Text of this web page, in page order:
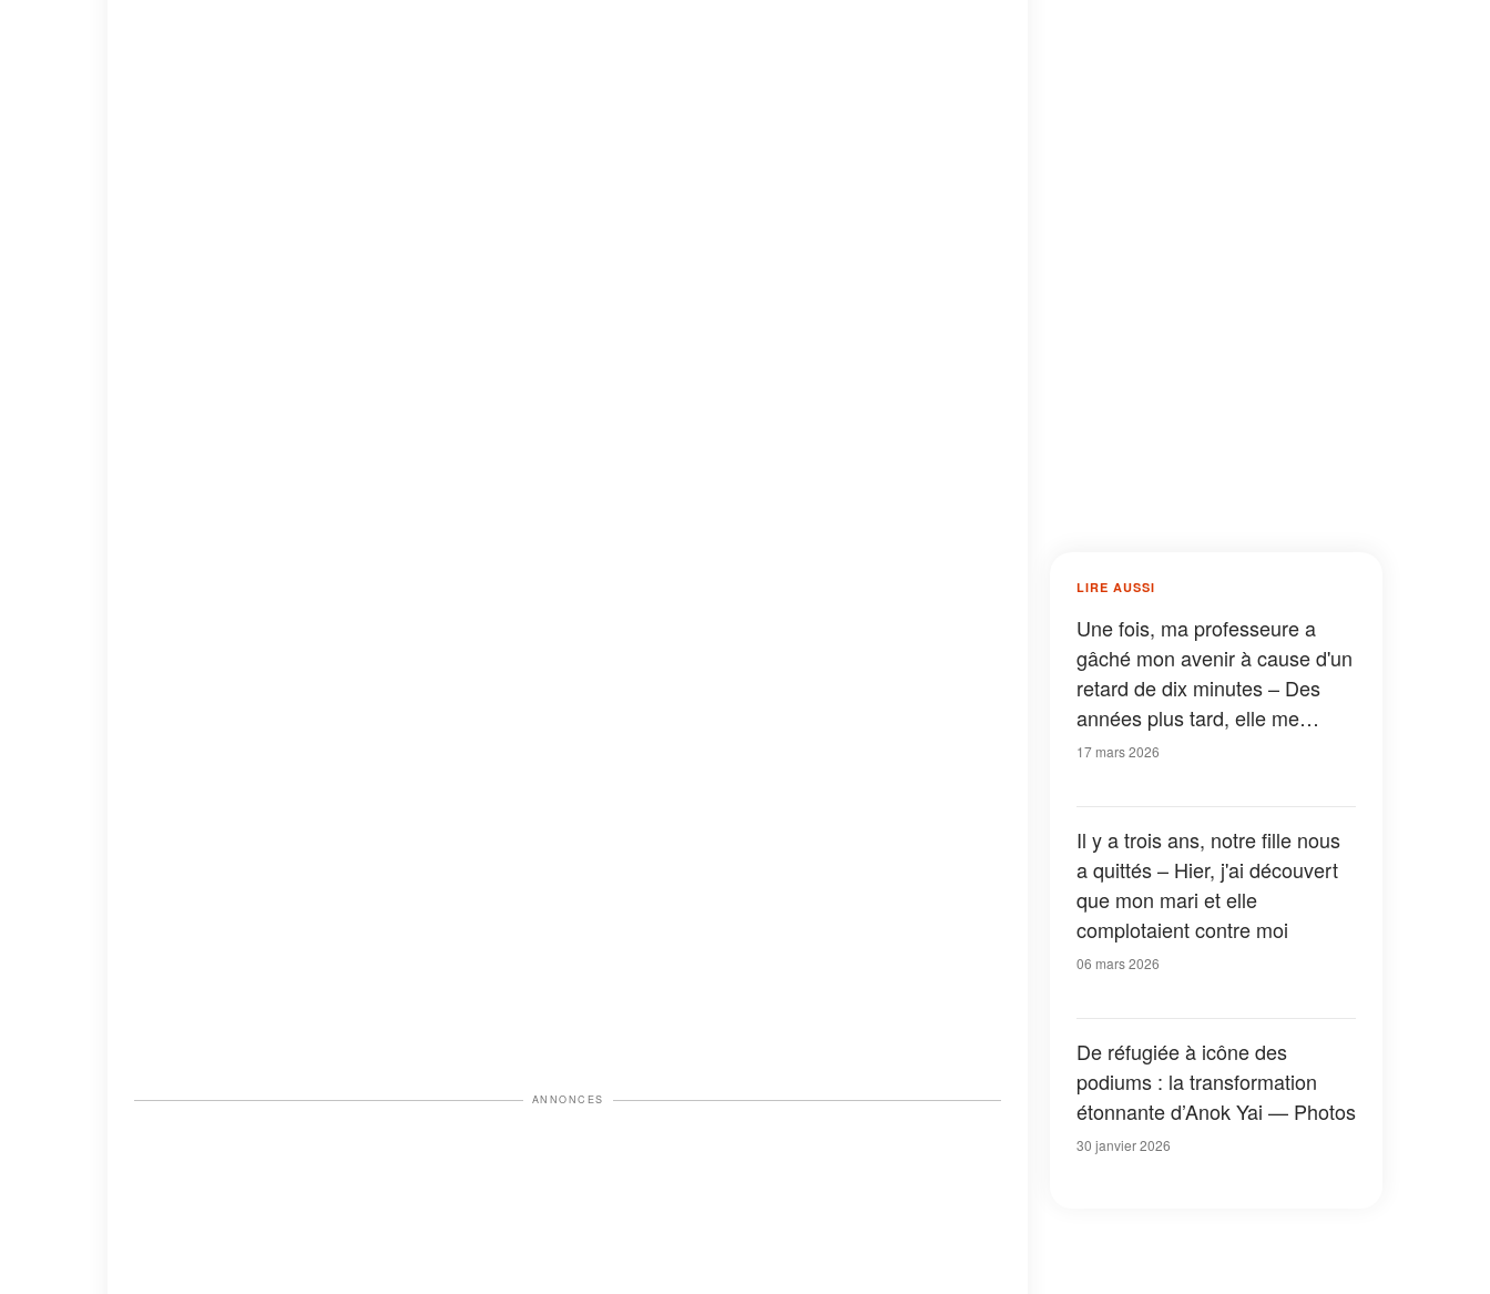
ANNONCES
LIRE AUSSI
Une fois, ma professeure a
gâché mon avenir à cause d'un
retard de dix minutes – Des
années plus tard, elle me
suppliait de contourner les
17 mars 2026
Il y a trois ans, notre fille nous
a quittés – Hier, j'ai découvert
que mon mari et elle
complotaient contre moi
06 mars 2026
De réfugiée à icône des
podiums : la transformation
étonnante d’Anok Yai — Photos
30 janvier 2026